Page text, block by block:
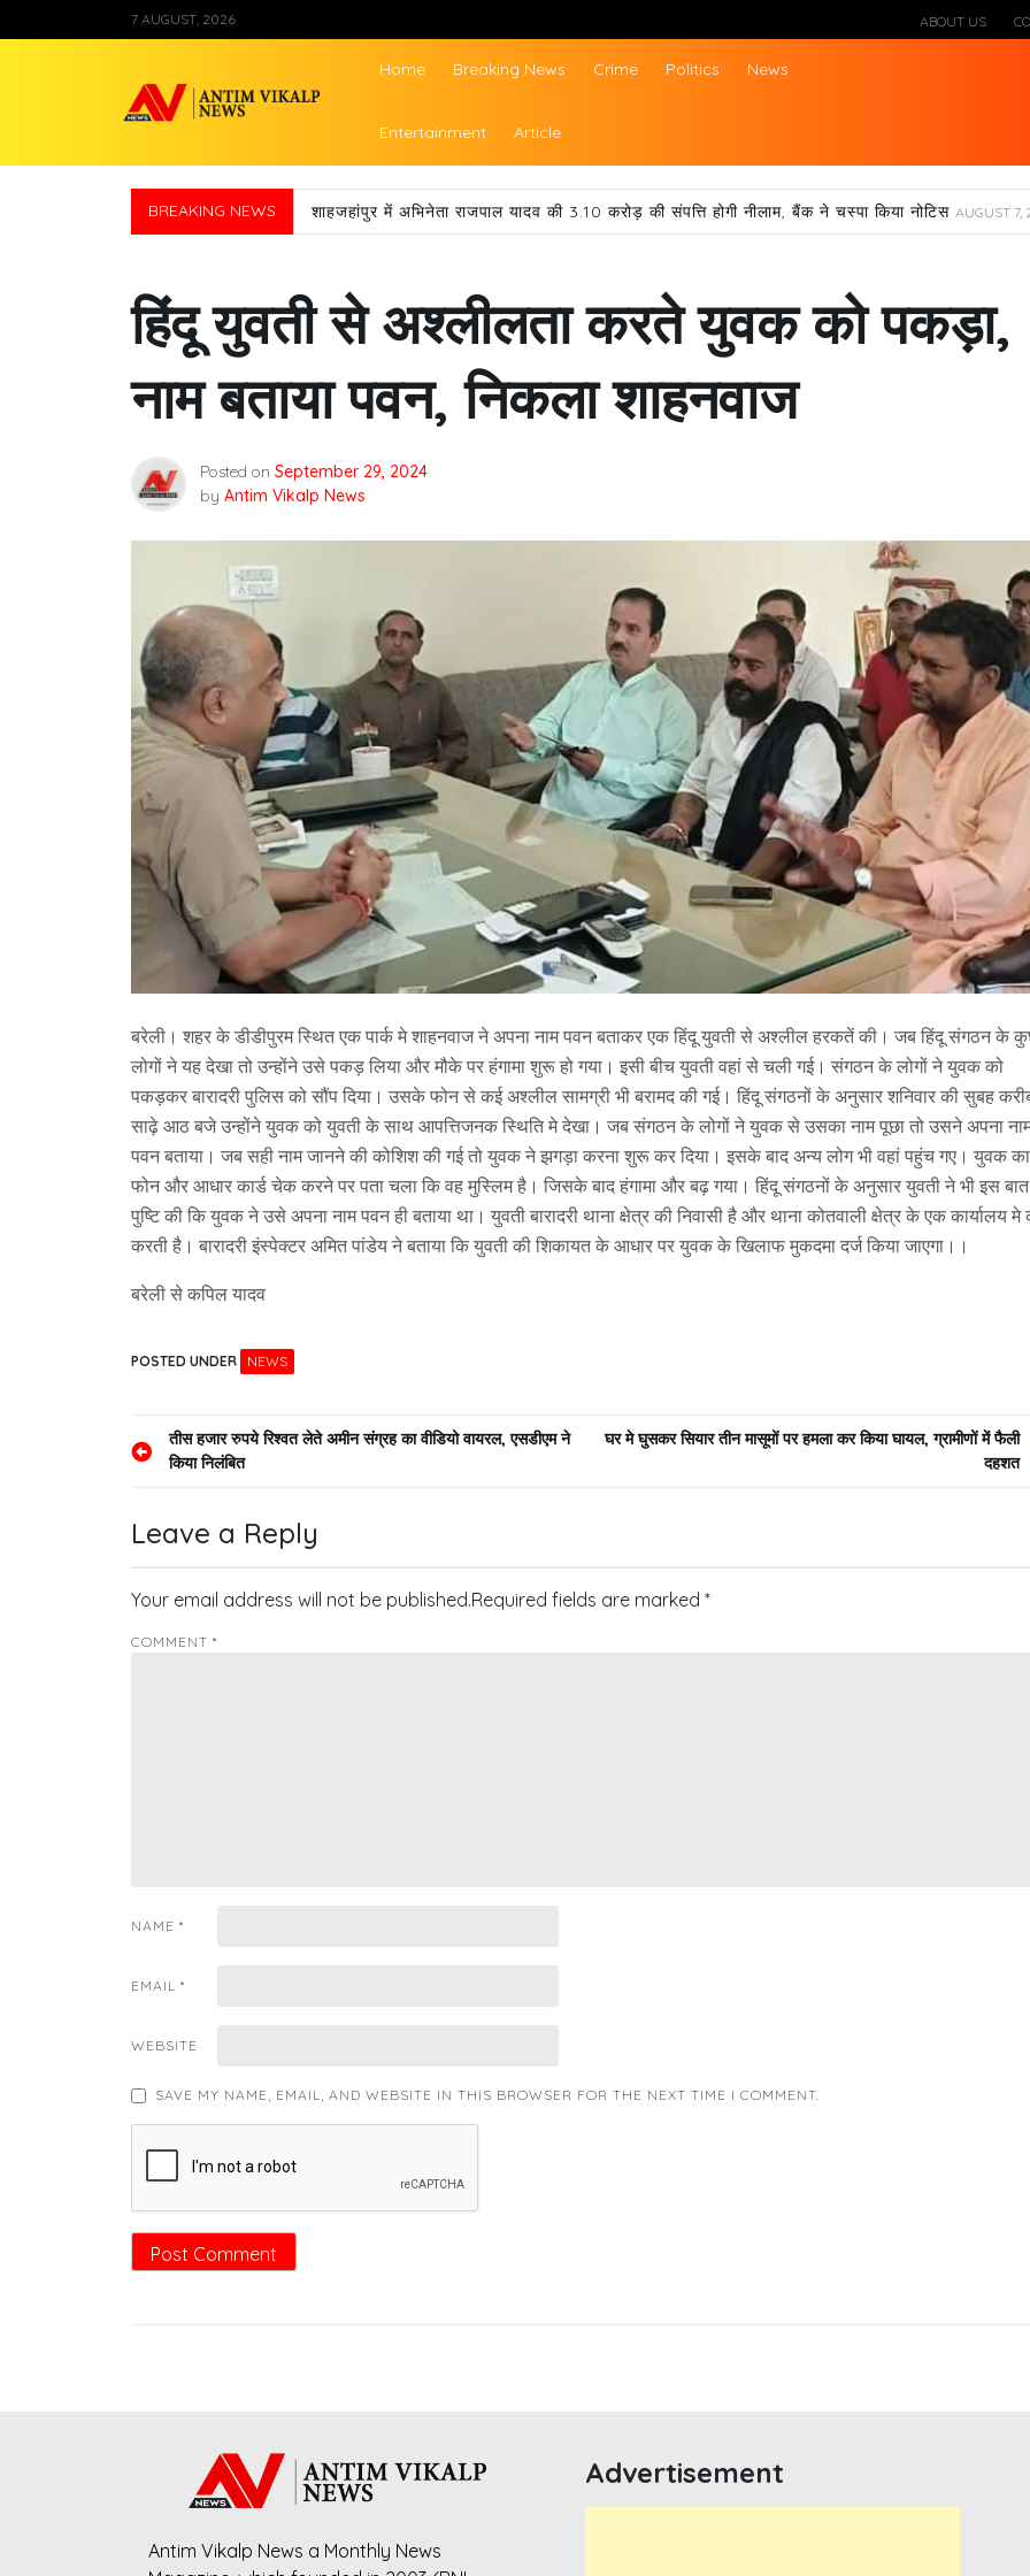
to
7 AUGUST, 2026 ABOUT US
Antim Vikalp News
Home Breaking News Crime Politics News
Entertainment Article
BREAKING NEWS शाहजहांपुर में अभिनेता राजपाल यादव की 3.10 करोड़ की संपत्ति होगी नीलाम, बैंक ने चस्पा किया नोटिस AUGUST 7,
हिंदू युवती से अश्लीलता करते युवक को पकड़ा,
नाम बताया पवन, निकला शाहनवाज
Posted on September 29, 2024
by Antim Vikalp News
बरेली। शहर के डीडीपुरम स्थित एक पार्क मे शाहनवाज ने अपना नाम पवन बताकर एक हिंदू युवती से अश्लील हरकतें की। जब हिंदू संगठन के
लोगों ने यह देखा तो उन्होंने उसे पकड़ लिया और मौके पर हंगामा शुरू हो गया। इसी बीच युवती वहां से चली गई। संगठन के लोगों ने युवक को
पकड़कर बारादरी पुलिस को सौंप दिया। उसके फोन से कई अश्लील सामग्री भी बरामद की गई। हिंदू संगठनों के अनुसार शनिवार की सुबह
साढ़े आठ बजे उन्होंने युवक को युवती के साथ आपत्तिजनक स्थिति मे देखा। जब संगठन के लोगों ने युवक से उसका नाम पूछा तो उसने अपना
पवन बताया। जब सही नाम जानने की कोशिश की गई तो युवक ने झगड़ा करना शुरू कर दिया। इसके बाद अन्य लोग भी वहां पहुंच गए। युवक का
फोन और आधार कार्ड चेक करने पर पता चला कि वह मुस्लिम है। जिसके बाद हंगामा और बढ़ गया। हिंदू संगठनों के अनुसार युवती ने भी इस
पुष्टि की कि युवक ने उसे अपना नाम पवन ही बताया था। युवती बारादरी थाना क्षेत्र की निवासी है और थाना कोतवाली क्षेत्र के एक कार्यालय मे
करती है। बारादरी इंस्पेक्टर अमित पांडेय ने बताया कि युवती की शिकायत के आधार पर युवक के खिलाफ मुकदमा दर्ज किया जाएगा।।
बरेली से कपिल यादव
POSTED UNDER NEWS
Postतीस हजार रुपये रिश्वत लेते अमीन संग्रह का वीडियो वायरल, एसडीएम ने
किया निलंबित
घर मे घुसकर सियार तीन मासूमों पर हमला कर किया घायल, ग्रामीणों में फैली
दहशत
Leave a Reply
Your email address will not be published.Required fields are marked *
COMMENT *
NAME *
EMAIL *
WEBSITE
SAVE MY NAME, EMAIL, AND WEBSITE IN THIS BROWSER FOR THE NEXT TIME I COMMENT.
Antim Vikalp News a Monthly News
Advertisement